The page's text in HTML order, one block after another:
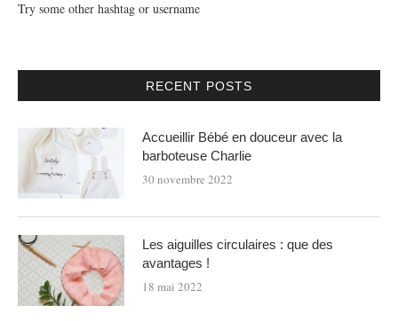
Try some other hashtag or username
RECENT POSTS
Accueillir Bébé en douceur avec la
barboteuse Charlie
30 novembre 2022
Les aiguilles circulaires : que des
avantages !
18 mai 2022